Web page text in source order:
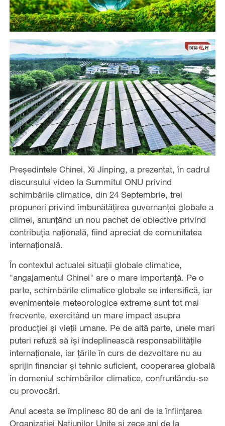
Președintele Chinei, Xi Jinping, a prezentat, în cadrul
discursului video la Summitul ONU privind
schimbările climatice, din 24 Septembrie, trei
propuneri privind îmbunătățirea guvernanței globale a
climei, anunțând un nou pachet de obiective privind
contribuția națională, fiind apreciat de comunitatea
internațională.
În contextul actualei situații globale climatice,
"angajamentul Chinei" are o mare importanță. Pe o
parte, schimbările climatice globale se intensifică, iar
evenimentele meteorologice extreme sunt tot mai
frecvente, exercitând un mare impact asupra
producției și vieții umane. Pe de altă parte, unele mari
puteri refuză să îşi îndeplinească responsabilităţile
internaţionale, iar ţările în curs de dezvoltare nu au
sprijin financiar şi tehnic suficient, cooperarea globală
în domeniul schimbărilor climatice, confruntându-se
cu provocări.
Anul acesta se împlinesc 80 de ani de la înființarea
Organizației Națiunilor Unite și zece ani de la